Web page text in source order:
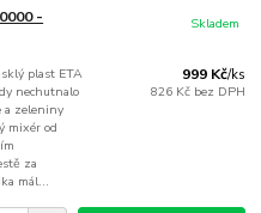
-
plast ETA
nechutnalo
a zeleniny
mixér od
za
mál...
999 Kč/ks
826 Kč bez DPH
Skladem